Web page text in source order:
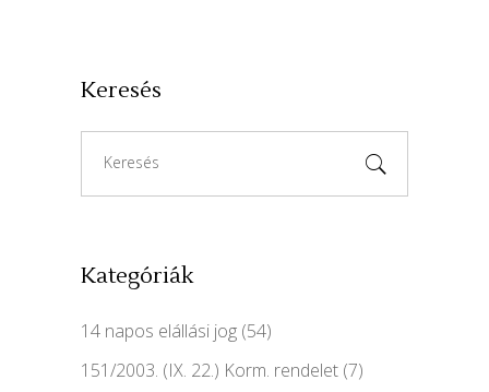
Keresés
for:
Kategóriák
14 napos elállási jog (54)
151/2003. (IX. 22.) Korm. rendelet (7)